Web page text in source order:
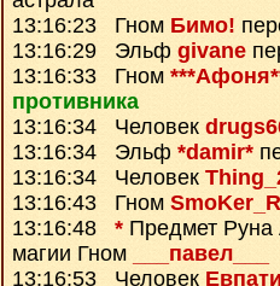
13:16:23 Гном Бимо!
13:16:29 Эльф givane
13:16:33 Гном
противника
13:16:34 Человек
13:16:34 Эльф *damir*
13:16:34 Человек
13:16:43 Гном SmoKer_R
13:16:48 * Предмет Руна
магии Гном
___павел___
13:16:53 Человек